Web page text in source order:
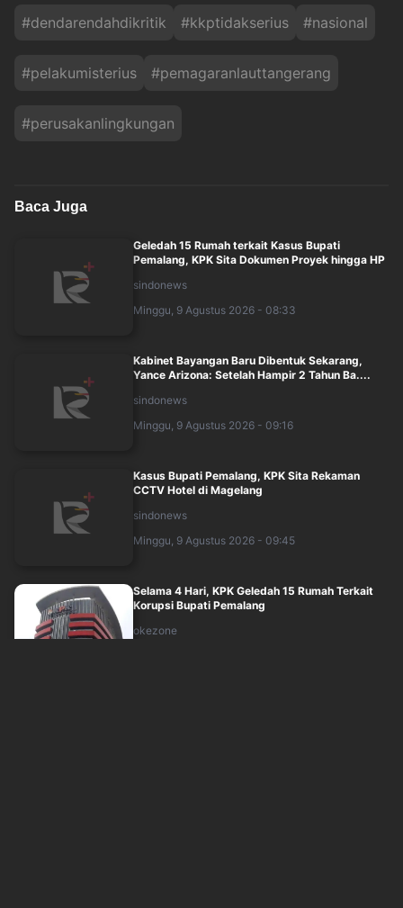
#dendarendahdikritik #kkptidakserius #nasional
#pelakumisterius #pemagaranlauttangerang
#perusakanlingkungan
Baca Juga
Geledah 15 Rumah terkait Kasus Bupati
Pemalang, KPK Sita Dokumen Proyek hingga HP
sindonews
Minggu, 9 Agustus 2026 - 08:33
Kabinet Bayangan Baru Dibentuk Sekarang,
Yance Arizona: Setelah Hampir 2 Tahun Ba....
sindonews
Minggu, 9 Agustus 2026 - 09:16
Kasus Bupati Pemalang, KPK Sita Rekaman
CCTV Hotel di Magelang
sindonews
Minggu, 9 Agustus 2026 - 09:45
Selama 4 Hari, KPK Geledah 15 Rumah Terkait
Korupsi Bupati Pemalang
okezone